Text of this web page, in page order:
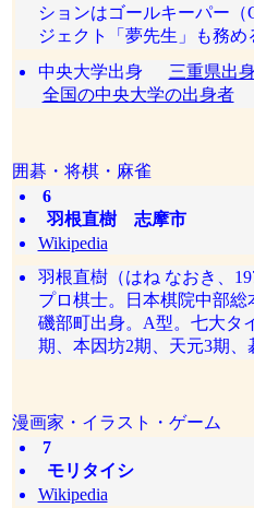
ションはゴールキーパー（
ジェクト「夢先生」も務め
中央大学出身 三重県出
全国の中央大学の出身者
囲碁・将棋・麻雀
6
羽根直樹 志摩市
Wikipedia
羽根直樹（はね なおき、
プロ棋士。日本棋院中部
磯部町出身。A型。七大タ
期、本因坊2期、天元3期、
漫画家・イラスト・ゲーム
7
モリタイシ
Wikipedia